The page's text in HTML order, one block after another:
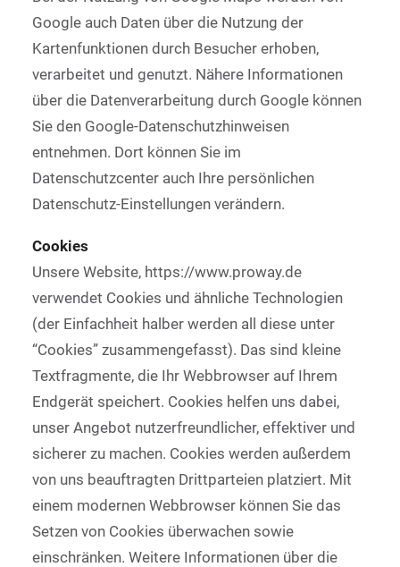
Google auch Daten über die Nutzung der
Kartenfunktionen durch Besucher erhoben,
verarbeitet und genutzt. Nähere Informationen
über die Datenverarbeitung durch Google können
Sie den Google-Datenschutzhinweisen
entnehmen. Dort können Sie im
Datenschutzcenter auch Ihre persönlichen
Datenschutz-Einstellungen verändern.
Cookies
Unsere Website, https://www.proway.de
verwendet Cookies und ähnliche Technologien
(der Einfachheit halber werden all diese unter
“Cookies” zusammengefasst). Das sind kleine
Textfragmente, die Ihr Webbrowser auf Ihrem
Endgerät speichert. Cookies helfen uns dabei,
unser Angebot nutzerfreundlicher, effektiver und
sicherer zu machen. Cookies werden außerdem
von uns beauftragten Drittparteien platziert. Mit
einem modernen Webbrowser können Sie das
Setzen von Cookies überwachen sowie
einschränken. Weitere Informationen über die